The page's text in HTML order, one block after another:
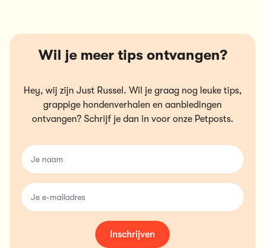
Wil je meer tips ontvangen?
Hey, wij zijn Just Russel. Wil je graag nog leuke tips,
grappige hondenverhalen en aanbiedingen
ontvangen? Schrijf je dan in voor onze Petposts.
name
email
Inschrijven